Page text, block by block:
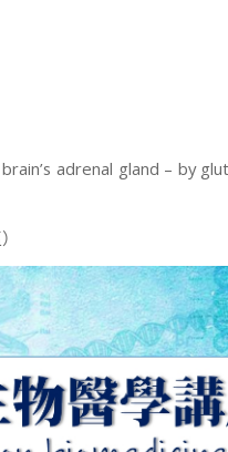
adrenal gland – by